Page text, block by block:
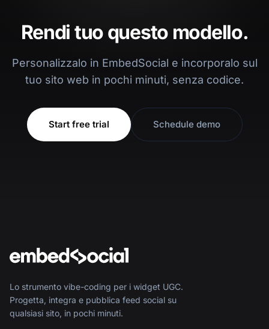
Rendi tuo questo modello.
Personalizzalo in EmbedSocial e incorporalo sul
tuo sito web in pochi minuti, senza codice.
Start free trial Schedule demo
Lo strumento vibe-coding per i widget UGC.
Progetta, integra e pubblica feed social su
qualsiasi sito, in pochi minuti.